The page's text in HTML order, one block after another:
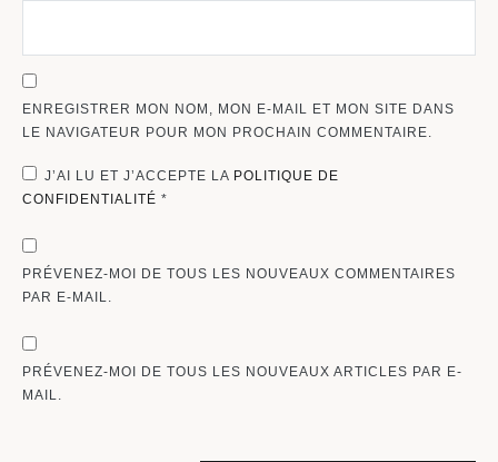
ENREGISTRER MON NOM, MON E-MAIL ET MON SITE DANS
LE NAVIGATEUR POUR MON PROCHAIN COMMENTAIRE.
J’AI LU ET J’ACCEPTE LA POLITIQUE DE
CONFIDENTIALITÉ *
PRÉVENEZ-MOI DE TOUS LES NOUVEAUX COMMENTAIRES
PAR E-MAIL.
PRÉVENEZ-MOI DE TOUS LES NOUVEAUX ARTICLES PAR E-
MAIL.